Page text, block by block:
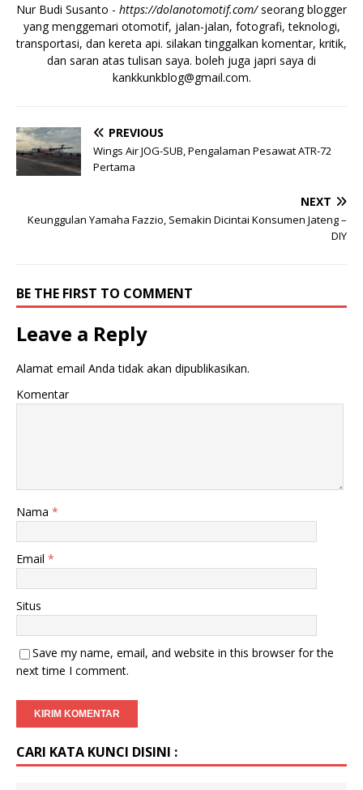
Nur Budi Susanto - https://dolanotomotif.com/seorang blogger
yang menggemari otomotif, jalan-jalan, fotografi, teknologi,
transportasi, dan kereta api. silakan tinggalkan komentar, kritik,
dan saran atas tulisan saya. boleh juga japri saya di
kankkunkblog@gmail.com.
PREVIOUS
Wings Air JOG-SUB, Pengalaman Pesawat ATR-72
Pertama
NEXT
Keunggulan Yamaha Fazzio, Semakin Dicintai Konsumen Jateng –
DIY
BE THE FIRST TO COMMENT
Leave a Reply
Alamat email Anda tidak akan dipublikasikan.
Komentar
Nama *
Email *
Situs
Save my name, email, and website in this browser for the
next time I comment.
CARI KATA KUNCI DISINI :